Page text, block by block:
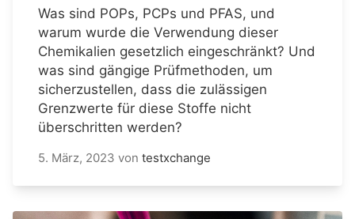
Was sind POPs, PCPs und PFAS, und
warum wurde die Verwendung dieser
Chemikalien gesetzlich eingeschränkt? Und
was sind gängige Prüfmethoden, um
sicherzustellen, dass die zulässigen
Grenzwerte für diese Stoffe nicht
überschritten werden?
5. März, 2023 von testxchange